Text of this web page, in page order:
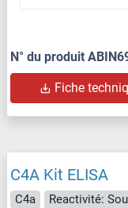
N° du produit
Fiche
C4A Kit ELISA
C4a Reactivité: